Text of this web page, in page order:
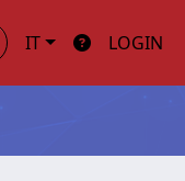
IT LOGIN